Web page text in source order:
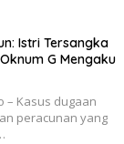
Istri Tersangka
G Mengaku
– Kasus dugaan
peracunan yang